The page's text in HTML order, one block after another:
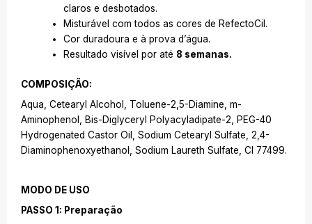
claros e desbotados.
Misturável com todos as cores de RefectoCil.
Cor duradoura e à prova d’água.
Resultado visível por até 8 semanas.
COMPOSIÇÃO:
Aqua, Cetearyl Alcohol, Toluene-2,5-Diamine, m-
Aminophenol, Bis-Diglyceryl Polyacyladipate-2, PEG-40
Hydrogenated Castor Oil, Sodium Cetearyl Sulfate, 2,4-
Diaminophenoxyethanol, Sodium Laureth Sulfate, CI 77499.
MODO DE USO
PASSO 1: Preparação